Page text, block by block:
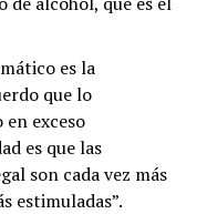
es la
que lo
exceso
es que las
son cada vez más
estimuladas”.